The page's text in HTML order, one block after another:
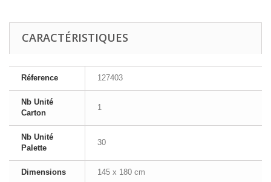
CARACTÉRISTIQUES
Réference 127403
Nb Unité
Carton
1
Nb Unité
Palette
30
Dimensions 145 x 180 cm